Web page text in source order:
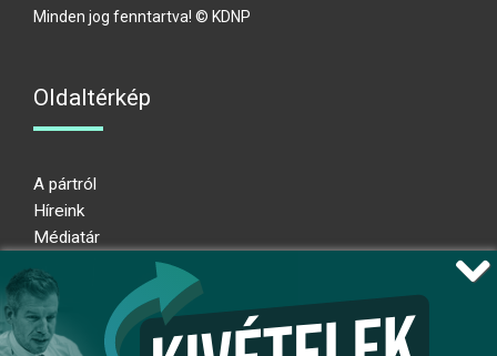
Minden jog fenntartva! © KDNP
Oldaltérkép
A pártról
Híreink
Médiatár
Adatkezelési nyilatkozat
Átláthatósági nyilatkozat
Ugrás az oldal tetejére